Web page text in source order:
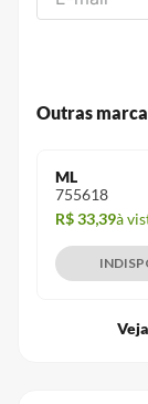
Outras
ML
755618
R$ 33,39à